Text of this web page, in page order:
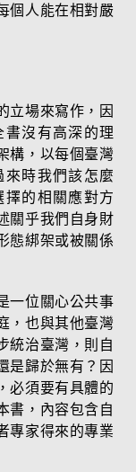
個人能在相對嚴
立場來寫作，因
沒有高深的理
構，以每個臺灣
時我們該怎麼
的相關應對方
關乎我們自身財
態綁架或被關係
一位關心公共事
，也與其他臺灣
統治臺灣，則自
是歸於無有？因
必須要有具體的
書，內容包含自
專家得來的專業